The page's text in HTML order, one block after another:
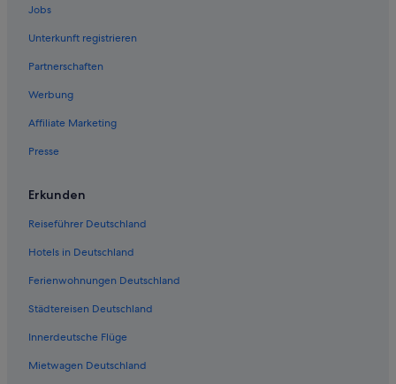
Jobs
Unterkunft registrieren
Partnerschaften
Werbung
Affiliate Marketing
Presse
Erkunden
Reiseführer Deutschland
Hotels in Deutschland
Ferienwohnungen Deutschland
Städtereisen Deutschland
Innerdeutsche Flüge
Mietwagen Deutschland